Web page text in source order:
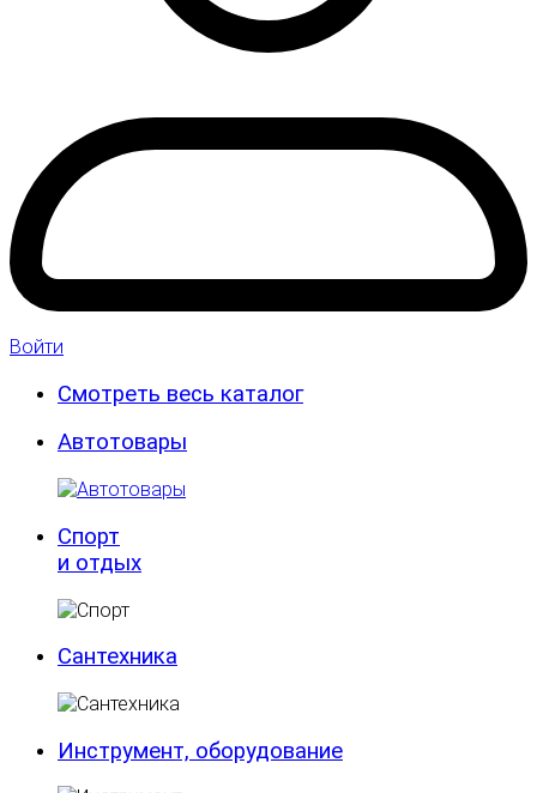
Войти
Смотреть весь каталог
Автотовары
Спорт
и отдых
Сантехника
Инструмент, оборудование